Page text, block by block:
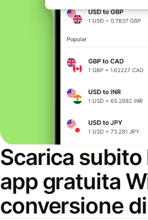
Scarica subito
app gratuita
conversione